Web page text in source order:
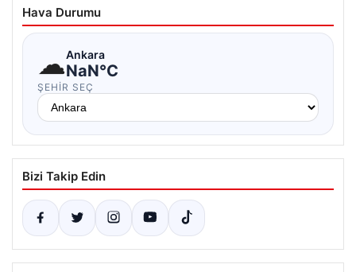
Hava Durumu
☁Ankara
NaN°C
ŞEHIR SEÇ
Bizi Takip Edin